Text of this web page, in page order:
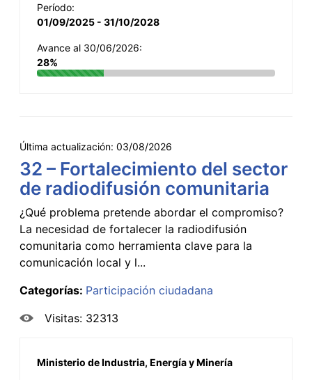
Período:
01/09/2025 - 31/10/2028
Avance al 30/06/2026:
28%
Última actualización: 03/08/2026
32 – Fortalecimiento del sector
de radiodifusión comunitaria
¿Qué problema pretende abordar el compromiso?
La necesidad de fortalecer la radiodifusión
comunitaria como herramienta clave para la
comunicación local y l...
Categorías: Participación ciudadana
Visitas: 32313
Ministerio de Industria, Energía y Minería